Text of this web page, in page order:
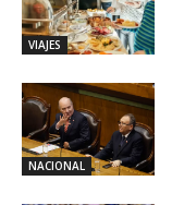
VIAJES
NACIONAL